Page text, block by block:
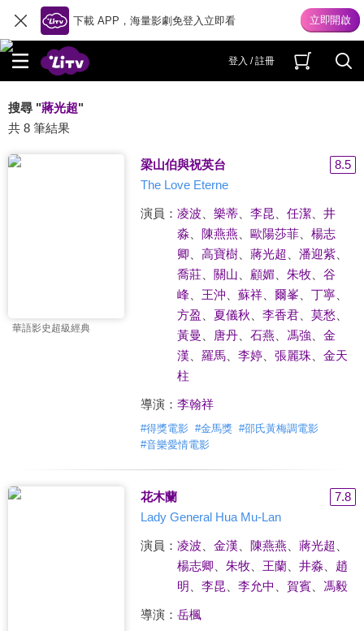
下載 APP，海量影劇免登入立即看
登入 / 註冊
搜尋 "蔣光超"
共 8 筆結果
華語影史超級經典
梁山伯與祝英台
8.5
The Love Eterne
演員： 凌波 樂蒂、 李昆、 任潔、 井
淼
陳燕燕 歐陽莎菲、 楊志
卿
高寶樹、 蔣光超 潘迎紫、
喬莊、 關山 顧媚 朱牧、 谷
峰、 王沖 蘇祥、 爾峯 丁寧、
方盈
夏儀秋 李香君、 莫愁
黃曼
唐丹、 石燕 馮強
金
漢
羅馬、 李婷、 張麗珠
金天
柱
導演： 李翰祥
#得獎電影 #金馬獎 #邵氏黃梅調電影
#音樂愛情電影
花木蘭
7.8
Lady General Hua Mu-Lan
演員： 凌波 金漢 陳燕燕 蔣光超
楊志卿
朱牧、 王蘭、 井淼
趙
明
李昆、 李允中 賀賓、 馮毅
導演： 岳楓